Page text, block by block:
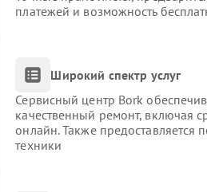
платежей и возможность
Широкий спектр услуг
Сервисный центр Bork
качественный ремонт, включая
онлайн. Также предоставляется
техники